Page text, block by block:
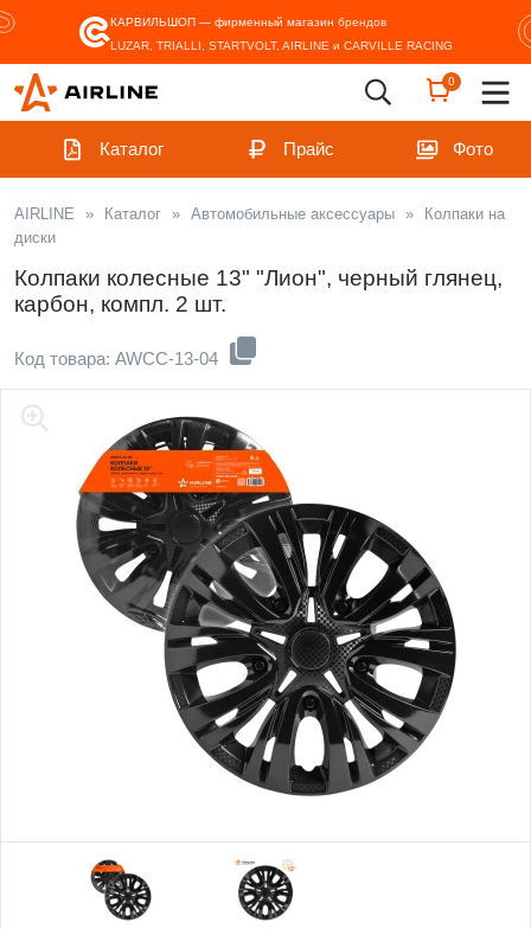
КАРВИЛЬШОП — фирменный магазин брендов
LUZAR, TRIALLI, STARTVOLT, AIRLINE и CARVILLE RACING
0
Каталог Прайс Фото
AIRLINE » Каталог » Автомобильные аксессуары »
Колпаки на
диски
Колпаки колесные 13" "Лион", черный глянец,
карбон, компл. 2 шт.
Код товара: AWCC-13-04